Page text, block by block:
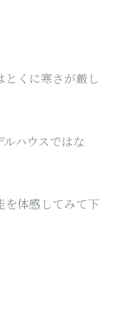
とくに寒さが厳し
ハウスではな
を体感してみて下